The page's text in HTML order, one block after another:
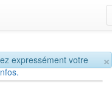
×
expressément votre